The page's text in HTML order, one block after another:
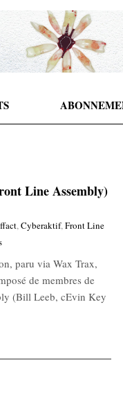
Line Assembly)
,Cyberaktif,Front Line
paru via Wax Trax,
de membres de
(Bill Leeb, cEvin Key